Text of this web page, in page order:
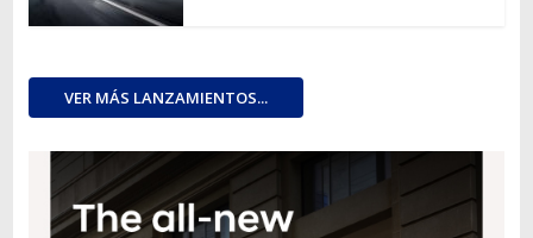
VER MÁS LANZAMIENTOS...